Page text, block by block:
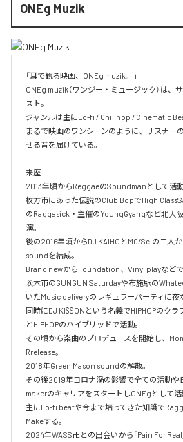
ONEg Muzik
「耳で観る映画、ONEg muzik。」
ONEg muzik（ワンジー・ミュージック）は、
スト。
ジャンルは主にLo-fi / Chillhop / Cinematic
まるで映画のワンシーンのように、リスナー
せる音を届けている。
来歴
2013年頃からReggaeのSoundmanとして活動
枚方市にあった伝説のClub BopでHigh
のRaggasick・主催のYoungGyangなど北大
演。
後の2016年頃からDJ KAIHOとMC/Selの二人
soundを結成。
Brand newからFoundation、Vinyl playなどで
茨木市のGUNGUN Saturdayや布施駅の
いたMusic deliveryのレギュラーパーティに夜
同時にDJ KI$$ONという名義でHIPHOPのク
とHIPHOPのハイブリッドで活動。
その頃から楽曲のプロデュースを開始し、
Rrelease。
2018年Green Mason soundの解散。
その後2019年コロナ渦の影響で全ての活動
makerのキャリアをスタートしONEgとして活
主にLo-fi beatや今まで培ってきた知識で
Makeする。
2024年WASS卍との出会いから「Pain For